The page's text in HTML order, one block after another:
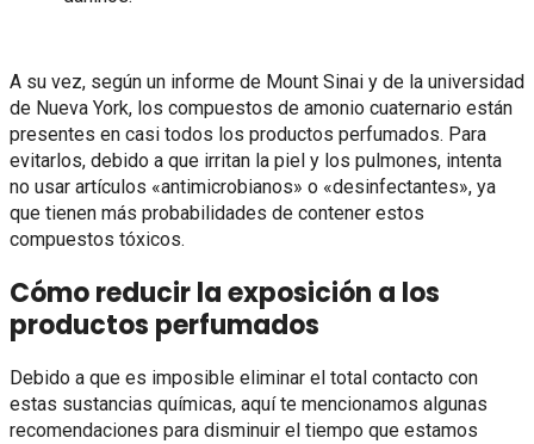
A su vez, según un informe de Mount Sinai y de la universidad
de Nueva York, los compuestos de amonio cuaternario están
presentes en casi todos los productos perfumados. Para
evitarlos, debido a que irritan la piel y los pulmones, intenta
no usar artículos «antimicrobianos» o «desinfectantes», ya
que tienen más probabilidades de contener estos
compuestos tóxicos.
Cómo reducir la exposición a los
productos perfumados
Debido a que es imposible eliminar el total contacto con
estas sustancias químicas, aquí te mencionamos algunas
recomendaciones para disminuir el tiempo que estamos